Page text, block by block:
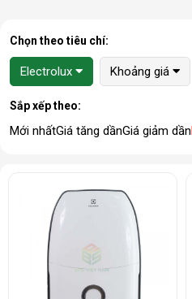
Chọn theo tiêu chí:
Electrolux Khoảng giá
Sắp xếp theo:
Mới nhấtGiá tăng dầnGiá giảm dần